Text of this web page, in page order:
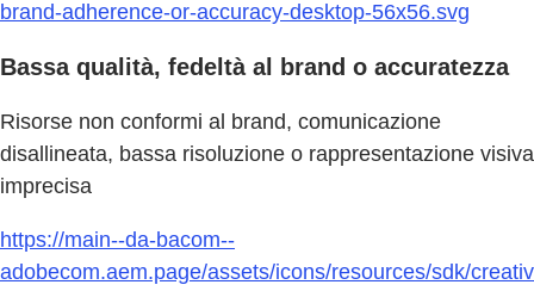
brand-adherence-or-accuracy-desktop-56x56.svg
Bassa qualità, fedeltà al brand o accuratezza
Risorse non conformi al brand, comunicazione
disallineata, bassa risoluzione o rappresentazione visiva
imprecisa
https://main--da-bacom--
adobecom.aem.page/assets/icons/resources/sdk/creativ